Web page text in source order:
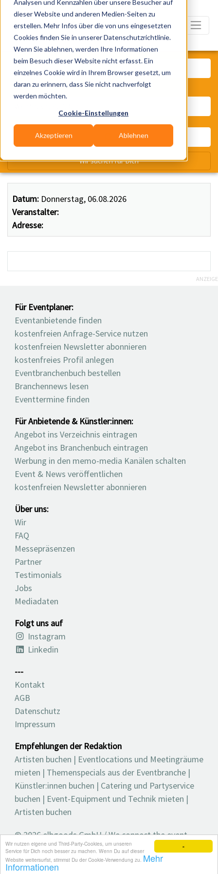
×
Wir nutzen eigene und Third-Party-Cookies, um unseren
Service für Dich noch besser zu machen. Wenn Du auf dieser
Website weitersurfst, stimmst Du der Cookie-Verwendung zu. Mehr
Informationen
Analysen und Kennzahlen über unsere Besucher auf
dieser Website und anderen Medien-Seiten zu
erstellen. Mehr Infos über die von uns eingesetzten
Cookies finden Sie in unserer Datenschutzrichtlinie.
Wenn Sie ablehnen, werden Ihre Informationen
beim Besuch dieser Website nicht erfasst. Ein
einzelnes Cookie wird in Ihrem Browser gesetzt, um
daran zu erinnern, dass Sie nicht nachverfolgt
werden möchten.
Cookie-Einstellungen
Akzeptieren Ablehnen
Datum: Donnerstag, 06.08.2026
Veranstalter:
Adresse:
Was? Künstler, Zelte, Bands,
Wir suchen für Dich
ANZEIGE
Für Eventplaner:
Eventanbietende finden
kostenfreien Anfrage-Service nutzen
kostenfreien Newsletter abonnieren
kostenfreies Profil anlegen
Eventbranchenbuch bestellen
Branchennews lesen
Eventtermine finden
Für Anbietende & Künstler:innen:
Angebot ins Verzeichnis eintragen
Angebot ins Branchenbuch eintragen
Werbung in den memo-media Kanälen schalten
Event & News veröffentlichen
kostenfreien Newsletter abonnieren
Über uns:
Wir
FAQ
Messepräsenzen
Partner
Testimonials
Jobs
Mediadaten
Folgt uns auf
Instagram
Linkedin
---
Kontakt
AGB
Datenschutz
Impressum
Empfehlungen der Redaktion
Artisten buchen | Eventlocations und Meetingräume
mieten | Themenspecials aus der Eventbranche |
Künstler:innen buchen | Catering und Partyservice
buchen | Event-Equipment und Technik mieten |
Artisten buchen
© 2026 elbgoods GmbH / We connect the event
industry / Medienvielfalt für die Eventplanung /
Eventbranchenbuch, Blog, Magazin und mehr